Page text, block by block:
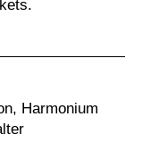
Harmonium